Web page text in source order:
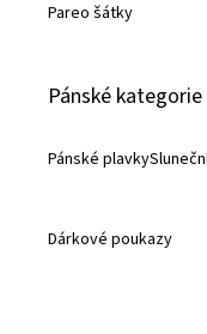
Pareo šátky
Pánské kategorie
Pánské plavky
Dárkové poukazy